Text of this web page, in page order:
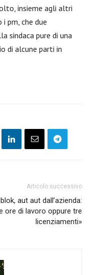
insieme agli altri
pm, che due
sindaca pure di una
di alcune parti in
Articolo successivo
aut aut dall’azienda:
ore di lavoro oppure tre
licenziamenti»